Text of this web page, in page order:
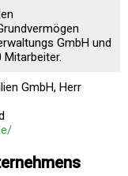
GmbH und
GmbH, Herr